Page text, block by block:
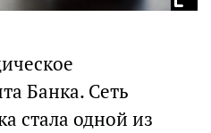
Банка. Сеть
стала одной из